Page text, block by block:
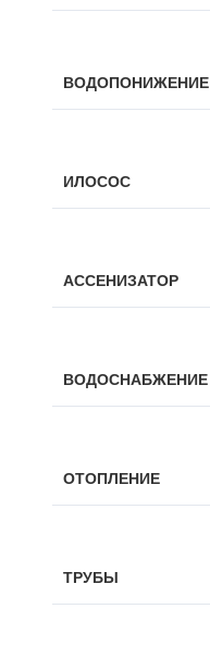
ВОДОПОНИЖЕНИЕ
ИЛОСОС
АССЕНИЗАТОР
ВОДОСНАБЖЕНИЕ
ОТОПЛЕНИЕ
ТРУБЫ